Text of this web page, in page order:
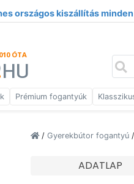
országos kiszállítás
ÓTA
HU
Prémium fogantyúk
/ Gyerekbútor fogantyú /
ADATLAP